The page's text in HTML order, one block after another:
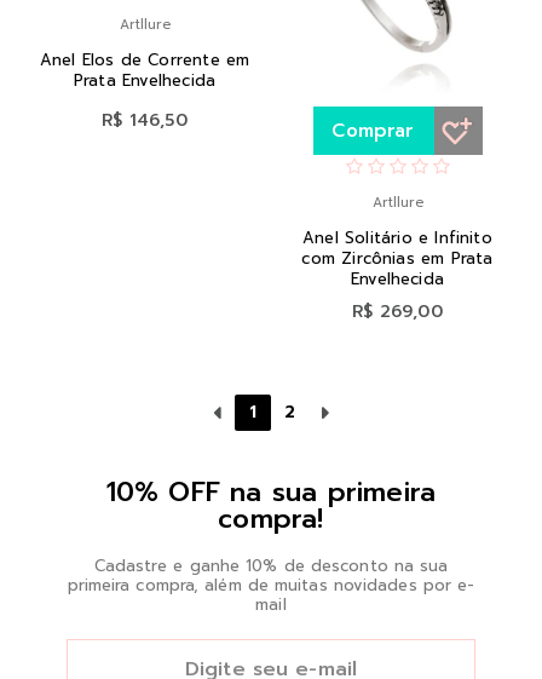
Artllure
Anel Elos de Corrente em
Prata Envelhecida
R$ 146,50 Comprar
Artllure
Anel Solitário e Infinito
com Zircônias em Prata
Envelhecida
R$ 269,00
1 2
10% OFF na sua primeira
compra!
Cadastre e ganhe 10% de desconto na sua
primeira compra, além de muitas novidades por e-
mail